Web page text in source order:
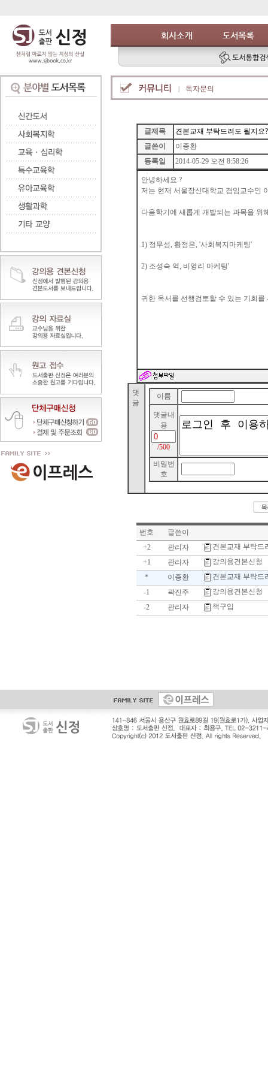
독자문의
글제목
견본교재 부탁드려도 될지요?
글쓴이
이종환
등록일
2014-05-29 오전 8:58:26
안녕하세요.?
저는 현재 서울장신대학교 겸임교수인
다음학기에 새롭게 개발되는 과목을 위
1) 정무성, 황정은, '사회복지마케팅'
2) 조성숙 역, 비영리 마케팅'
귀한 옥서를 선행검토할 수 있는 기회를
댓
글
이름
댓글내
용
/500
비밀번
호
번호
글쓴이
+2
관리자
견본교재 부탁드
+1
관리자
강의용견본신청
*
이종환
견본교재 부탁드
-1
곽진주
강의용견본신청
-2
관리자 책구입